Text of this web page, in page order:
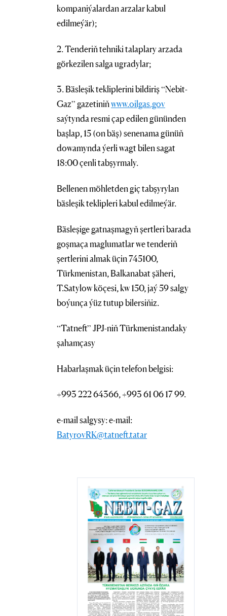
kompaniýalardan arzalar kabul
edilmeýär);
2. Tenderiň tehniki talaplary arzada
görkezilen salga ugradylar;
3. Bäsleşik tekliplerini bildiriş “Nebit-
Gaz” gazetiniňwww.oilgas.gov
saýtynda resmi çap edilen gününden
başlap, 15 (on bäş) senenama günüň
dowamynda ýerli wagt bilen sagat
18:00 çenli tabşyrmaly.
Bellenen möhletden giç tabşyrylan
bäsleşik teklipleri kabul edilmeýär.
Bäsleşige gatnaşmagyň şertleri barada
goşmaça maglumatlar we tenderiň
şertlerini almak üçin 745100,
Türkmenistan, Balkanabat şäheri,
T.Satylow köçesi, kw 150, jaý 59 salgy
boýunça ýüz tutup bilersiňiz.
“Tatneft” JPJ-niň Türkmenistandaky
şahamçasy
Habarlaşmak üçin telefon belgisi:
+993 222 64366, +993 61 06 17 99.
e-mail salgysy: e-mail:
BatyrovRK@tatneft.tatar